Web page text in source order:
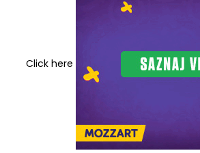
Click here